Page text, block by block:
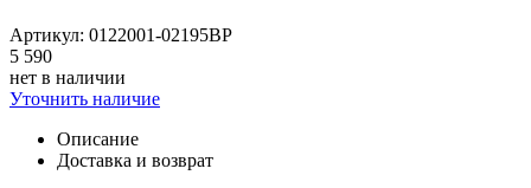
Артикул: 0122001-02195BP
5 590
нет в наличии
Уточнить наличие
Описание
Доставка и возврат